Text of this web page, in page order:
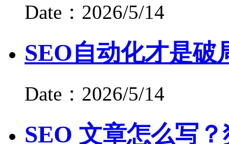
Date：2026/5/14
SEO自动化才是破
Date：2026/5/14
SEO 文章怎么写